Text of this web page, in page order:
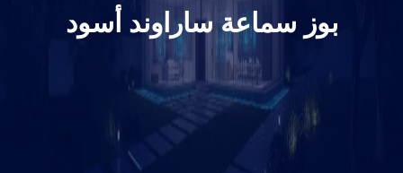
بوز سماعة ساراوند أسود